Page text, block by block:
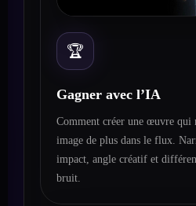
🏆
Gagner avec l’IA
Comment créer une œuvre qui
image de plus dans le flux.
impact, angle créatif et
bruit.